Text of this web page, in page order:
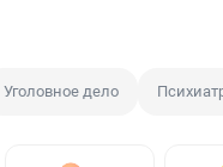
Уголовное дело